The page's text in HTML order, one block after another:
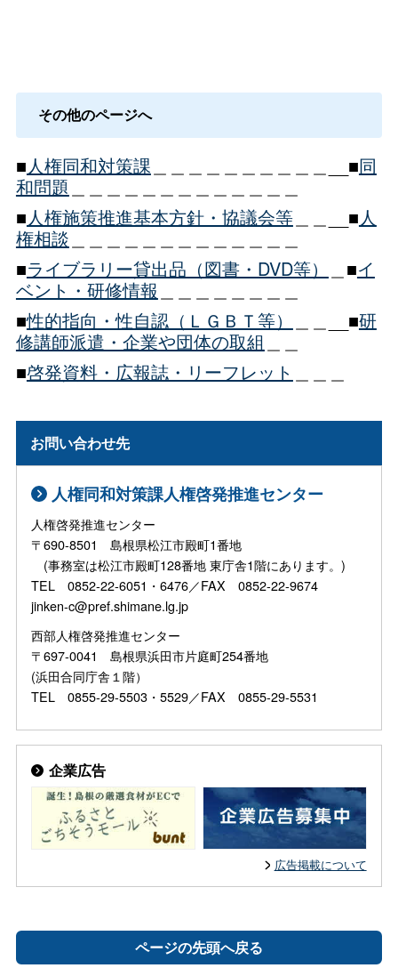
その他のページへ
■人権同和対策課 ＿＿＿＿＿＿＿＿＿＿__■同
和問題
■人権施策推進基本方針・協議会等＿＿__■人
権相談
■ライブラリー貸出品（図書・DVD等） ＿■イ
ベント・研修情報
■性的指向・性自認（ＬＧＢＴ等） ＿＿__■研
修講師派遣・企業や団体の取組
■啓発資料・広報誌・リーフレット
お問い合わせ先
人権同和対策課人権啓発推進センター
人権啓発推進センター
〒690-8501 島根県松江市殿町1番地
(事務室は松江市殿町128番地 東庁舎1階にあります。)
TEL 0852-22-6051・6476／FAX 0852-22-9674
jinken-c@pref.shimane.lg.jp
西部人権啓発推進センター
〒697-0041 島根県浜田市片庭町254番地
(浜田合同庁舎１階）
TEL 0855-29-5503・5529／FAX 0855-29-5531
企業広告
広告掲載について
ページの先頭へ戻る